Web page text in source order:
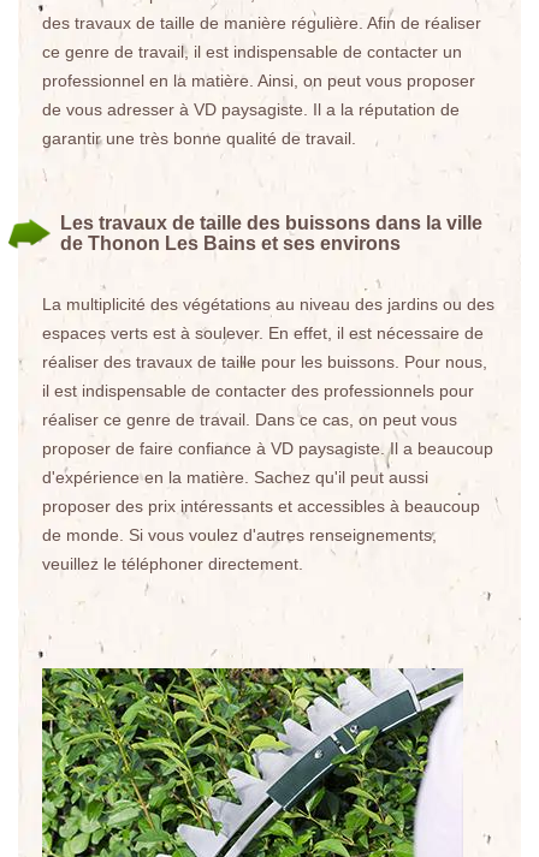
des travaux de taille de manière régulière. Afin de réaliser
ce genre de travail, il est indispensable de contacter un
professionnel en la matière. Ainsi, on peut vous proposer
de vous adresser à VD paysagiste. Il a la réputation de
garantir une très bonne qualité de travail.
Les travaux de taille des buissons dans la ville
de Thonon Les Bains et ses environs
La multiplicité des végétations au niveau des jardins ou des
espaces verts est à soulever. En effet, il est nécessaire de
réaliser des travaux de taille pour les buissons. Pour nous,
il est indispensable de contacter des professionnels pour
réaliser ce genre de travail. Dans ce cas, on peut vous
proposer de faire confiance à VD paysagiste. Il a beaucoup
d'expérience en la matière. Sachez qu'il peut aussi
proposer des prix intéressants et accessibles à beaucoup
de monde. Si vous voulez d'autres renseignements,
veuillez le téléphoner directement.